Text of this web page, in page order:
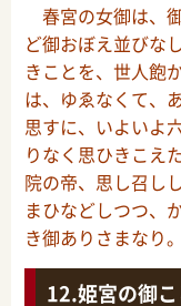
春宮の女御は、
ど御おぼえ並びな
きことを、世人飽
は、ゆゑなくて、
思すに、いよいよ
りなく思ひきこえ
院の帝、思し召し
まひなどしつつ、
き御ありさまなり。
姫宮の御こ